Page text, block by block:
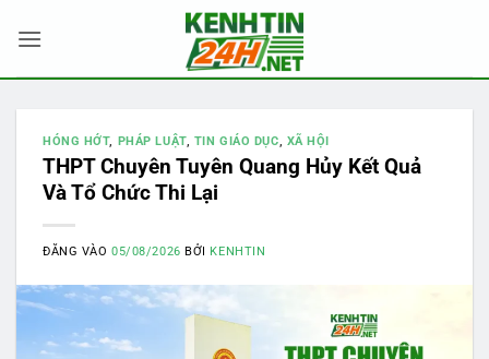
qua
HÓNG HỚT, PHÁP LUẬT, TIN GIÁO DỤC, XÃ HỘI
THPT Chuyên Tuyên Quang Hủy Kết Quả
Và Tổ Chức Thi Lại
ĐĂNG VÀO05/08/2026 BỞI KENHTIN